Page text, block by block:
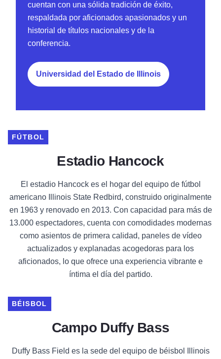
cuentan con una sólida tradición de éxito,
respaldada por aficionados apasionados y un
historial de títulos nacionales y de la
conferencia.
Universidad del Estado de Illinois
FÚTBOL
Estadio Hancock
El estadio Hancock es el hogar del equipo de fútbol
americano Illinois State Redbird, construido originalmente
en 1963 y renovado en 2013. Con capacidad para más de
13.000 espectadores, cuenta con comodidades modernas
como asientos de primera calidad, paneles de vídeo
actualizados y explanadas acogedoras para los
aficionados, lo que ofrece una experiencia vibrante e
íntima el día del partido.
BÉISBOL
Campo Duffy Bass
Duffy Bass Field es la sede del equipo de béisbol Illinois